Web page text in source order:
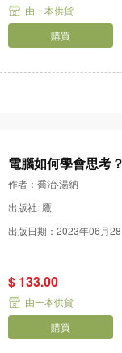
由一本供貨
購買
電腦如何學會思考
作者：喬治‧湯納
出版社: 鷹
出版日期：2023年06月28
$ 133.00
由一本供貨
購買